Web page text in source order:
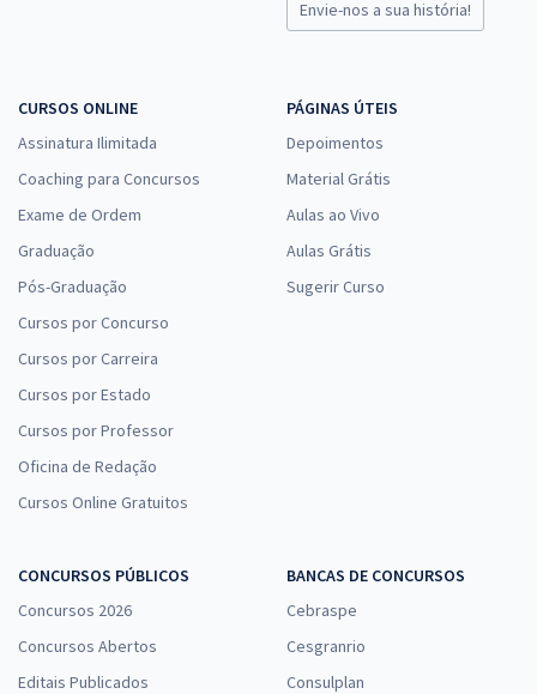
Envie-nos a sua história!
CURSOS ONLINE
Assinatura Ilimitada
Coaching para Concursos
Exame de Ordem
Graduação
Pós-Graduação
Cursos por Concurso
Cursos por Carreira
Cursos por Estado
Cursos por Professor
Oficina de Redação
Cursos Online Gratuitos
PÁGINAS ÚTEIS
Depoimentos
Material Grátis
Aulas ao Vivo
Aulas Grátis
Sugerir Curso
CONCURSOS PÚBLICOS
Concursos 2026
Concursos Abertos
Editais Publicados
BANCAS DE CONCURSOS
Cebraspe
Cesgranrio
Consulplan